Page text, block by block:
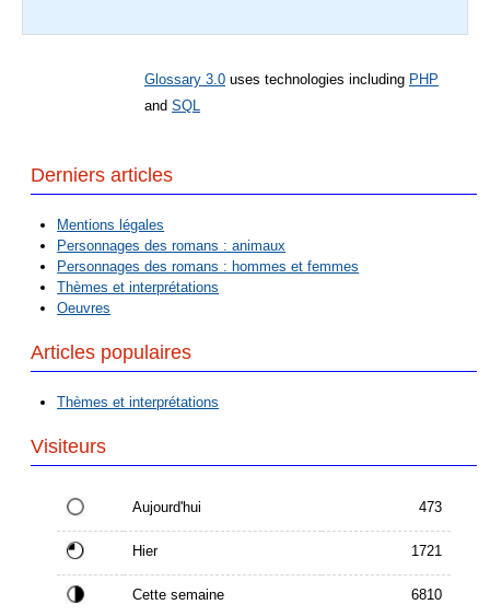
Glossary 3.0 uses technologies including PHP
and SQL
Derniers articles
Mentions légales
Personnages des romans : animaux
Personnages des romans : hommes et femmes
Thèmes et interprétations
Oeuvres
Articles populaires
Thèmes et interprétations
Visiteurs
Aujourd'hui 473
Hier 1721
Cette semaine 6810